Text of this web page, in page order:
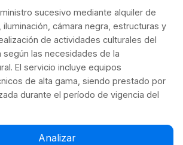
sucesivo mediante alquiler de
cámara negra, estructuras y
de actividades culturales del
según las necesidades de la
El servicio incluye equipos
de alta gama, siendo prestado por
durante el período de vigencia del
Analizar